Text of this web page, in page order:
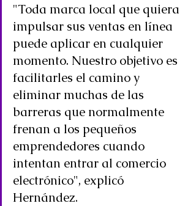
"Toda marca local que quiera
impulsar sus ventas en línea
puede aplicar en cualquier
momento. Nuestro objetivo es
facilitarles el camino y
eliminar muchas de las
barreras que normalmente
frenan a los pequeños
emprendedores cuando
intentan entrar al comercio
electrónico", explicó
Hernández.